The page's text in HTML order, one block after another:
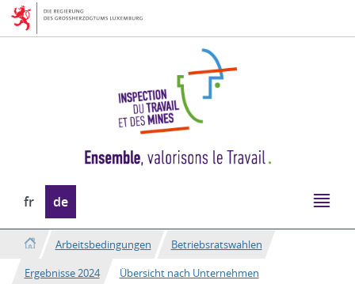
Zur
Navigation
Zum
Inhalt
Sprache
wechseln
fr de
Arbeitsbedingungen
Betriebsratswahlen
Ergebnisse 2024
Übersicht nach Unternehmen